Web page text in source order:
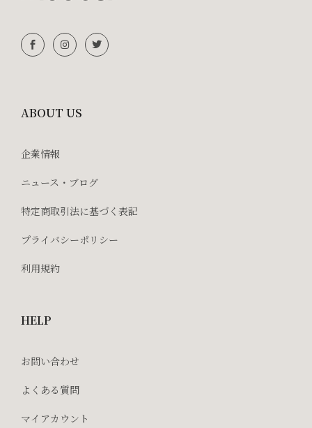
ABOUT US
企業情報
ニュース・ブログ
特定商取引法に基づく表記
プライバシーポリシー
利用規約
HELP
お問い合わせ
よくある質問
マイアカウント